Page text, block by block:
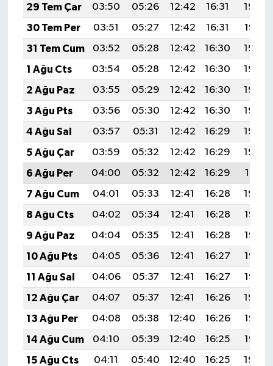
29 Tem Çar
03:50 05:26 12:42 16:31
19:48
30 Tem Per
03:51 05:27 12:42 16:31
19:47
31 Tem Cum
03:52 05:28 12:42 16:30
19:46
1 Ağu Cts
03:54 05:28 12:42 16:30
19:46
2 Ağu Paz
03:55 05:29 12:42 16:30
19:45
3 Ağu Pts
03:56 05:30 12:42 16:30
19:44
4 Ağu Sal
03:57 05:31 12:42 16:29
19:43
5 Ağu Çar
03:59 05:32 12:42 16:29
19:42
6 Ağu Per
04:00 05:32 12:42 16:29
19:41
7 Ağu Cum
04:01 05:33 12:41 16:28
19:39
8 Ağu Cts
04:02 05:34 12:41 16:28
19:38
9 Ağu Paz
04:04 05:35 12:41 16:28
19:37
10 Ağu Pts
04:05 05:36 12:41 16:27
19:36
11 Ağu Sal
04:06 05:37 12:41 16:27
19:35
12 Ağu Çar
04:07 05:37 12:41 16:26
19:34
13 Ağu Per
04:08 05:38 12:40 16:26
19:33
14 Ağu Cum
04:10 05:39 12:40 16:25
19:32
15 Ağu Cts
04:11 05:40 12:40 16:25
19:30